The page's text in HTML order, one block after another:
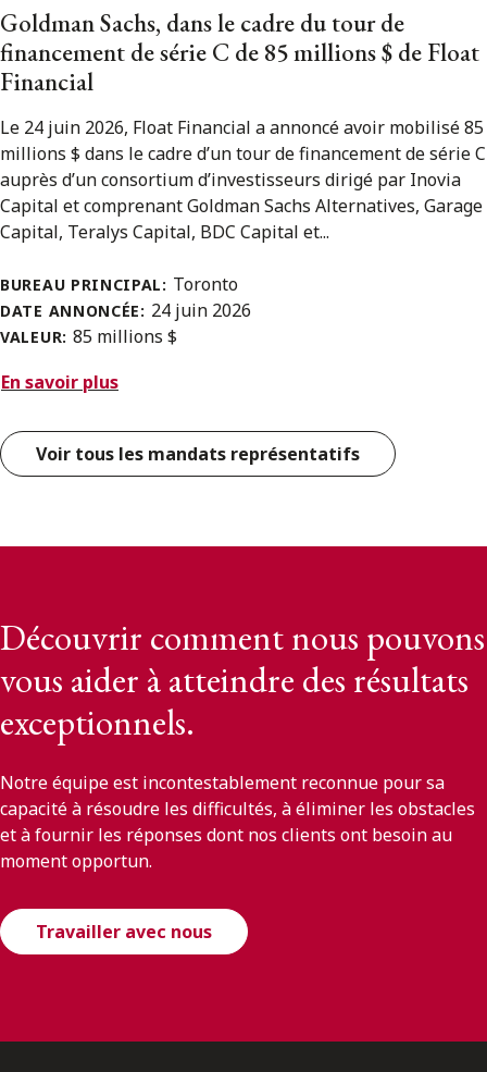
Goldman Sachs, dans le cadre du tour de
financement de série C de 85 millions $ de Float
Financial
Le 24 juin 2026, Float Financial a annoncé avoir mobilisé 85
millions $ dans le cadre d’un tour de financement de série C
auprès d’un consortium d’investisseurs dirigé par Inovia
Capital et comprenant Goldman Sachs Alternatives, Garage
Capital, Teralys Capital, BDC Capital et...
BUREAU PRINCIPAL: Toronto
DATE ANNONCÉE: 24 juin 2026
VALEUR: 85 millions $
En savoir plus
Voir tous les mandats représentatifs
Découvrir comment nous pouvons
vous aider à atteindre des résultats
exceptionnels.
Notre équipe est incontestablement reconnue pour sa
capacité à résoudre les difficultés, à éliminer les obstacles
et à fournir les réponses dont nos clients ont besoin au
moment opportun.
Travailler avec nous